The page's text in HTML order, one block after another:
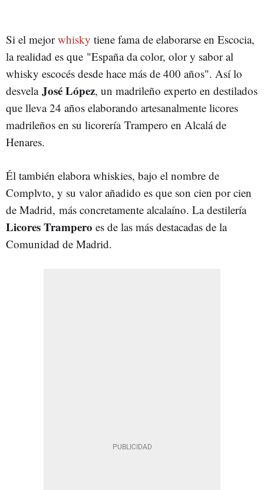
Si el mejorwhisky tiene fama de elaborarse en Escocia,
la realidad es que "España da color, olor y sabor al
whisky escocés desde hace más de 400 años". Así lo
desvelaJosé López, un madrileño experto en destilados
que lleva 24 años elaborando artesanalmente licores
madrileños en su licorería Trampero en Alcalá de
Henares.
Él también elabora whiskies, bajo el nombre de
Complvto, y su valor añadido es que son cien por cien
de Madrid, más concretamente alcalaíno. La destilería
Licores Trampero es de las más destacadas de la
Comunidad de Madrid.